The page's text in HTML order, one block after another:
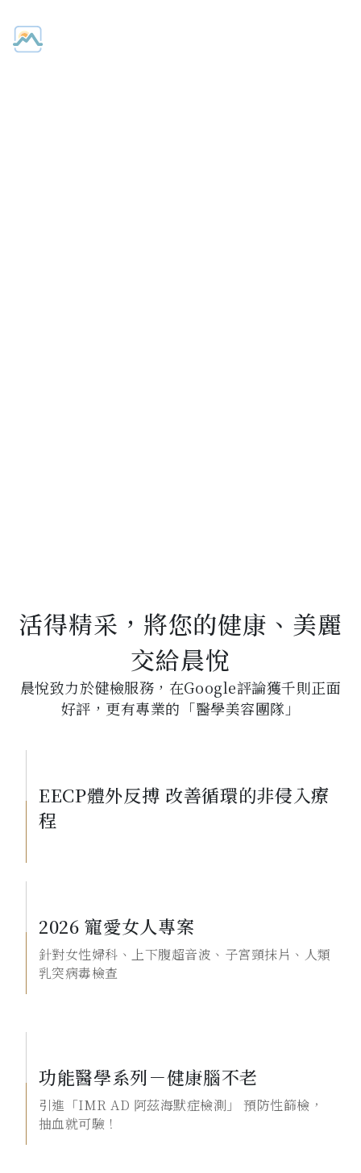
活得精采，將您的健康、美麗
交給晨悅
晨悅致力於健檢服務，在Google評論獲千則正面
好評，更有專業的「醫學美容團隊」
EECP體外反搏 改善循環的非侵入療
程
2026 寵愛女人專案
針對女性婦科、上下腹超音波、子宮頸抹片、人類
乳突病毒檢查
功能醫學系列－健康腦不老
引進「IMR AD 阿茲海默症檢測」 預防性篩檢，
抽血就可驗！